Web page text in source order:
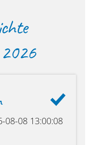
08-08 13:00:08